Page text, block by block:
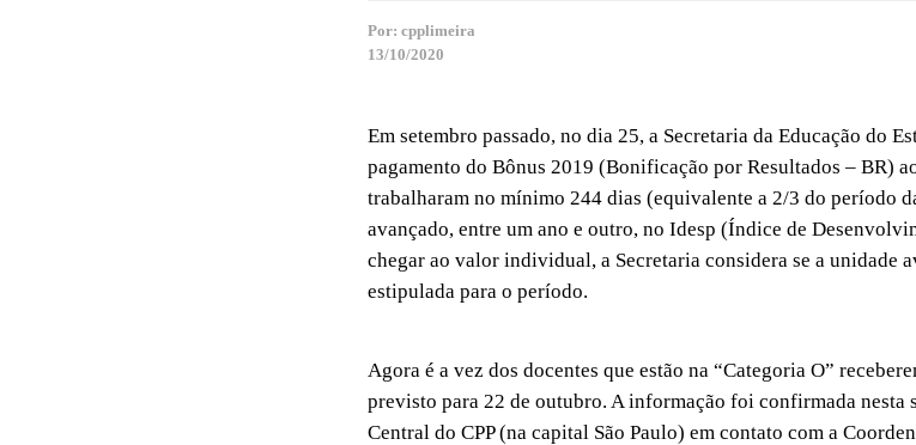
Por: cpplimeira
13/10/2020
Em setembro passado, no dia 25, a Secretaria da Educação do
pagamento do Bônus 2019 (Bonificação por Resultados – BR)
trabalharam no mínimo 244 dias (equivalente a 2/3 do período
avançado, entre um ano e outro, no Idesp (Índice de
chegar ao valor individual, a Secretaria considera se a unidade
estipulada para o período.
Agora é a vez dos docentes que estão na “Categoria O”
previsto para 22 de outubro. A informação foi confirmada nesta
Central do CPP (na capital São Paulo) em contato com a